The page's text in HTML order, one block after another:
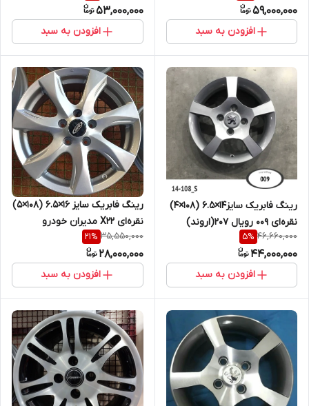
59,000,000
افزودن به سبد
53,000,000
افزودن به سبد
رینگ فابریک سایز۱۴×۶.۵ (۱۰۸×۴)
نقره‌ای ۰۰۹ رویال ۲۰۷(اروند)
46,660,000
5%
44,000,000
افزودن به سبد
رینگ فابریک سایز ۱۶×۶.۵ (۱۰۸×۵)
نقره‌ای X22 مدیران خودرو
35,550,000
21%
28,000,000
افزودن به سبد